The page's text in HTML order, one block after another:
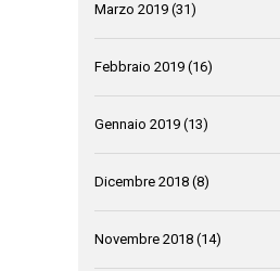
Marzo 2019 (31)
Febbraio 2019 (16)
Gennaio 2019 (13)
Dicembre 2018 (8)
Novembre 2018 (14)